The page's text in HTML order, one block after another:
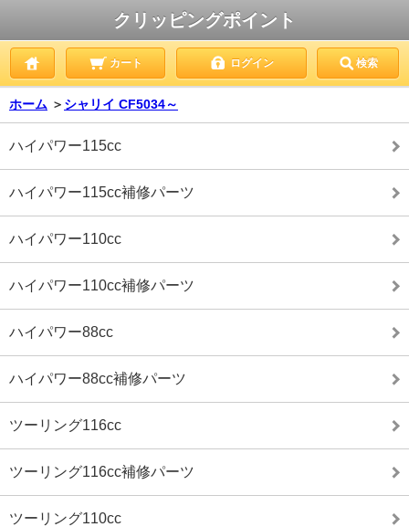
クリッピングポイント
カート ログイン 検索
ホーム ＞ シャリイ CF5034～
ハイパワー115cc
ハイパワー115cc補修パーツ
ハイパワー110cc
ハイパワー110cc補修パーツ
ハイパワー88cc
ハイパワー88cc補修パーツ
ツーリング116cc
ツーリング116cc補修パーツ
ツーリング110cc